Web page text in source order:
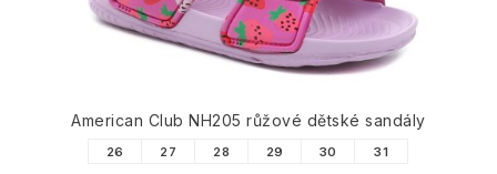
American Club NH205 růžové dětské sandály
26 27 28 29 30 31